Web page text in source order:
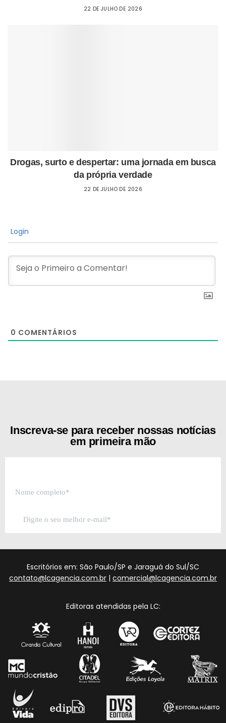
22 DE JULHO DE 2026
Drogas, surto e despertar: uma jornada em busca
da própria verdade
22 DE JULHO DE 2026
Login
0 COMENTÁRIOS
Inscreva-se para receber nossas notícias
em primeira mão
Escritórios em: São Paulo/SP e Jaraguá do Sul/SC
contato@lcagencia.com.br | comercial@lcagencia.com.br
Editoras atendidas pela LC: